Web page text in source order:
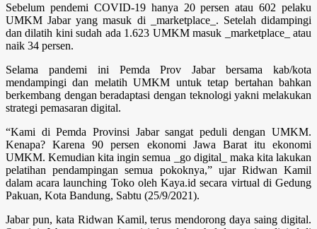
Sebelum pendemi COVID-19 hanya 20 persen atau 602 pelaku
UMKM Jabar yang masuk di _marketplace_. Setelah didampingi
dan dilatih kini sudah ada 1.623 UMKM masuk _marketplace_ atau
naik 34 persen.
Selama pandemi ini Pemda Prov Jabar bersama kab/kota
mendampingi dan melatih UMKM untuk tetap bertahan bahkan
berkembang dengan beradaptasi dengan teknologi yakni melakukan
strategi pemasaran digital.
“Kami di Pemda Provinsi Jabar sangat peduli dengan UMKM.
Kenapa? Karena 90 persen ekonomi Jawa Barat itu ekonomi
UMKM. Kemudian kita ingin semua _go digital_ maka kita lakukan
pelatihan pendampingan semua pokoknya,” ujar Ridwan Kamil
dalam acara launching Toko oleh Kaya.id secara virtual di Gedung
Pakuan, Kota Bandung, Sabtu (25/9/2021).
Jabar pun, kata Ridwan Kamil, terus mendorong daya saing digital.